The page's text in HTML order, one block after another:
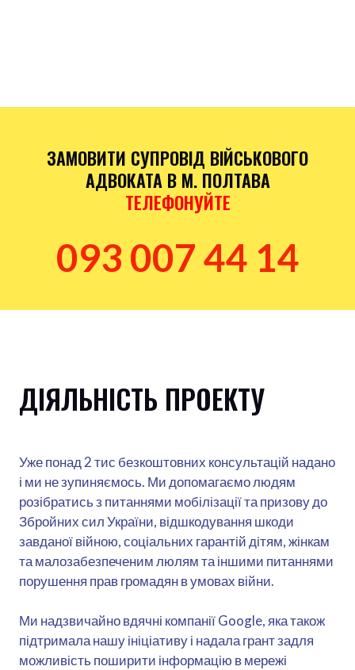
немає — адвокат підкаже, як це отримати офіційно.
ЗАМОВИТИ СУПРОВІД ВІЙСЬКОВОГО
АДВОКАТА В М. ПОЛТАВА
ТЕЛЕФОНУЙТЕ
093 007 44 14
ДІЯЛЬНІСТЬ ПРОЕКТУ
Уже понад 2 тис безкоштовних консультацій надано
і ми не зупиняємось. Ми допомагаємо людям
розібратись з питаннями мобілізації та призову до
Збройних сил України, відшкодування шкоди
завданої війною, соціальних гарантій дітям, жінкам
та малозабезпеченим люлям та іншими питаннями
порушення прав громадян в умовах війни.
Ми надзвичайно вдячні компанії Google, яка також
підтримала нашу ініціативу і надала грант задля
можливість поширити інформацію в мережі